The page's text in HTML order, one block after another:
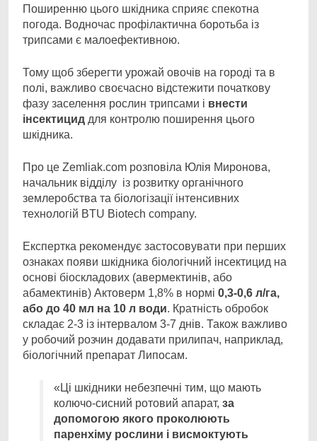
Поширенню цього шкідника сприяє спекотна
погода. Водночас профілактична боротьба із
трипсами є малоефективною.
Тому щоб зберегти урожай овочів на городі та в
полі, важливо своєчасно відстежити початкову
фазу заселення рослин трипсами і внести
інсектицид для контролю поширення цього
шкідника.
Про це Zemliak.com розповіла Юлія Миронова,
начальник відділу із розвитку органічного
землеробства та біологізації інтенсивних
технологій BTU Biotech company.
Експертка рекомендує застосовувати при перших
ознаках появи шкідника біологічний інсектицид на
основі біоскладових (авермектинів, або
абамектинів) Актоверм 1,8% в нормі 0,3-0,6 л/га,
або до 40 мл на 10 л води. Кратність обробок
складає 2-3 із інтервалом 3-7 днів. Також важливо
у робочий розчин додавати прилипач, наприклад,
біологічний препарат Липосам.
«Ці шкідники небезпечні тим, що мають
колючо-сисний ротовий апарат, за
допомогою якого проколюють
паренхіму рослини і висмоктують